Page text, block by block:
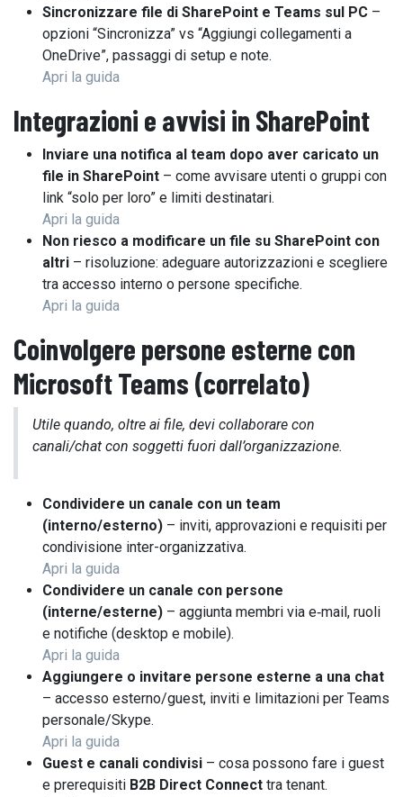
Sincronizzare file di SharePoint e Teams sul PC –
opzioni “Sincronizza” vs “Aggiungi collegamenti a
OneDrive”, passaggi di setup e note.
Apri la guida
Integrazioni e avvisi in SharePoint
Inviare una notifica al team dopo aver caricato un
file in SharePoint – come avvisare utenti o gruppi con
link “solo per loro” e limiti destinatari.
Apri la guida
Non riesco a modificare un file su SharePoint con
altri – risoluzione: adeguare autorizzazioni e scegliere
tra accesso interno o persone specifiche.
Apri la guida
Coinvolgere persone esterne con
Microsoft Teams (correlato)
Utile quando, oltre ai file, devi collaborare con
canali/chat con soggetti fuori dall’organizzazione.
Condividere un canale con un team
(interno/esterno) – inviti, approvazioni e requisiti per
condivisione inter-organizzativa.
Apri la guida
Condividere un canale con persone
(interne/esterne) – aggiunta membri via e‑mail, ruoli
e notifiche (desktop e mobile).
Apri la guida
Aggiungere o invitare persone esterne a una chat
– accesso esterno/guest, inviti e limitazioni per Teams
personale/Skype.
Apri la guida
Guest e canali condivisi – cosa possono fare i guest
e prerequisiti B2B Direct Connect tra tenant.